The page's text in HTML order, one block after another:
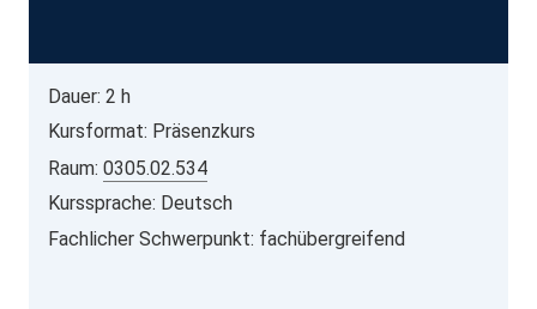
Dauer: 2 h
Kursformat: Präsenzkurs
Raum: 0305.02.534
Kurssprache: Deutsch
Fachlicher Schwerpunkt: fachübergreifend